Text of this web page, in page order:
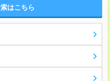
はこちら